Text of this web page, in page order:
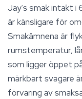
Jay's smak intakt i
är känsligare för
Smakämnena är
rumstemperatur,
som ligger öppet
märkbart svagare
förvaring av